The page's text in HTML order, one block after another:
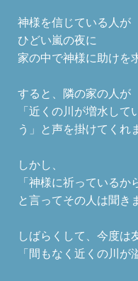
神様を信じている人が
ひどい嵐の夜に
家の中で神様に助けを
すると、隣の家の人が
「近くの川が増水し
う」と声を掛けてくれ
しかし、
「神様に祈っているか
と言ってその人は聞き
しばらくして、今度は
「間もなく近くの川